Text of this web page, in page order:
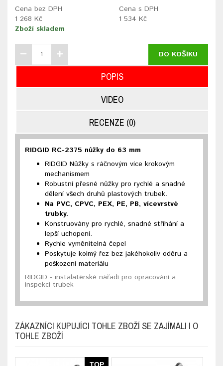
Cena bez DPH
1 268 Kč
Cena s DPH
1 534 Kč
Zboží skladem
DO KOŠÍKU
POPIS
VIDEO
RECENZE (0)
RIDGID RC-2375 nůžky do 63 mm
RIDGID Nůžky s ráčnovým více krokovým
mechanismem
Robustní přesné nůžky pro rychlé a snadné
dělení všech druhů plastových trubek.
Na PVC, CPVC, PEX, PE, PB, vícevrstvé
trubky.
Konstruovány pro rychlé, snadné stříhání a
lepší uchopení.
Rychle vyměnitelná čepel
Poskytuje kolmý řez bez jakéhokoliv oděru a
poškození materiálu
RIDGID - instalatérské nářadí pro opracování a
inspekci trubek
ZÁKAZNÍCI KUPUJÍCI TOHLE ZBOŽÍ SE ZAJÍMALI I O
TOHLE ZBOŽÍ
TOP